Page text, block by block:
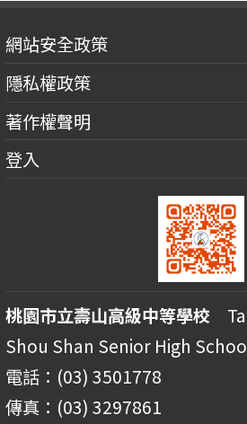
網站安全政策
隱私權政策
著作權聲明
登入
桃園市立壽山高級中等學校
Shou Shan Senior High
電話：(03) 3501778
傳真：(03) 3297861